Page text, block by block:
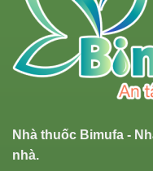
Nhà thuốc Bimufa -
nhà.